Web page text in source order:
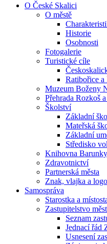
O České Skalici
O městě
Historie
Osobnosti
Fotogalerie
Turistické cíle
Ratibořice
Muzeum Boženy
Přehrada Rozkoš
Školství
Základní
Mateřská
Základní
Středisko
Knihovna
Zdravotnictví
Partnerská města
Znak, vlajka a
Samospráva
Starostka a
Zastupitelstvo
Seznam
Jednací řád
Usnesení